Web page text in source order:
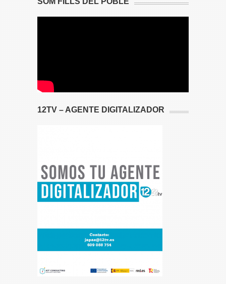
12TV – AGENTE DIGITALIZADOR